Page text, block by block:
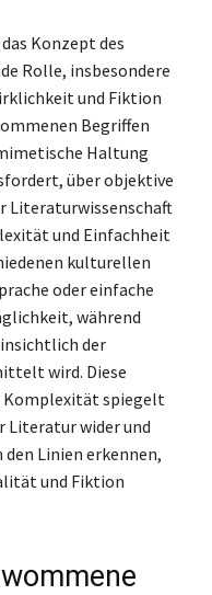
Konzept des
Rolle, insbesondere
und Fiktion
Begriffen
Haltung
über objektive
Literaturwissenschaft
und Einfachheit
kulturellen
oder einfache
während
der
wird. Diese
Komplexität spiegelt
Literatur wider und
den Linien erkennen,
und Fiktion